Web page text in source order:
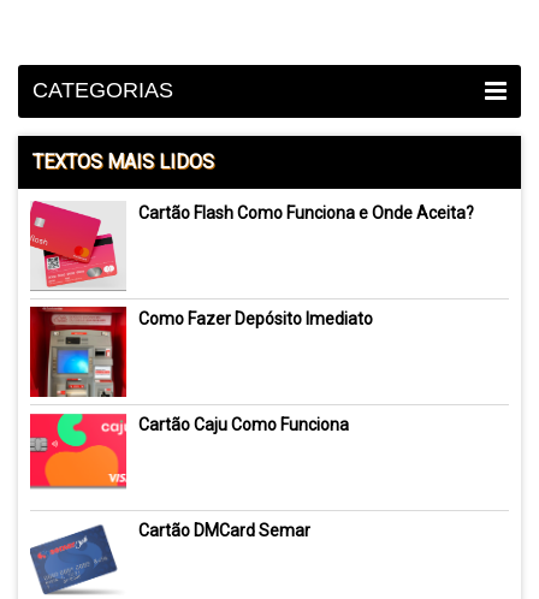
CATEGORIAS
TEXTOS MAIS LIDOS
Cartão Flash Como Funciona e Onde Aceita?
Como Fazer Depósito Imediato
Cartão Caju Como Funciona
Cartão DMCard Semar